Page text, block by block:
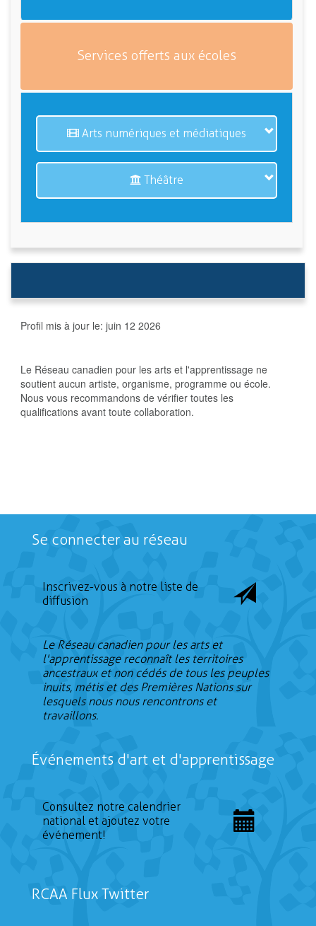
Services offerts aux écoles
Arts numériques et médiatiques
Théâtre
Profil mis à jour le: juin 12 2026
Le Réseau canadien pour les arts et l'apprentissage ne
soutient aucun artiste, organisme, programme ou école.
Nous vous recommandons de vérifier toutes les
qualifications avant toute collaboration.
Se connecter au réseau
Inscrivez-vous à notre liste de
diffusion
Le Réseau canadien pour les arts et
l'apprentissage reconnaît les territoires
ancestraux et non cédés de tous les peuples
inuits, métis et des Premières Nations sur
lesquels nous nous rencontrons et
travaillons.
Événements d'art et d'apprentissage
Consultez notre calendrier
national et ajoutez votre
événement!
RCAA Flux Twitter